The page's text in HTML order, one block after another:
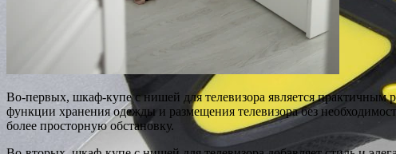
Во-первых, шкаф-купе с нишей для телевизора является практичным
функции хранения одежды и размещения телевизора без
более просторную обстановку.